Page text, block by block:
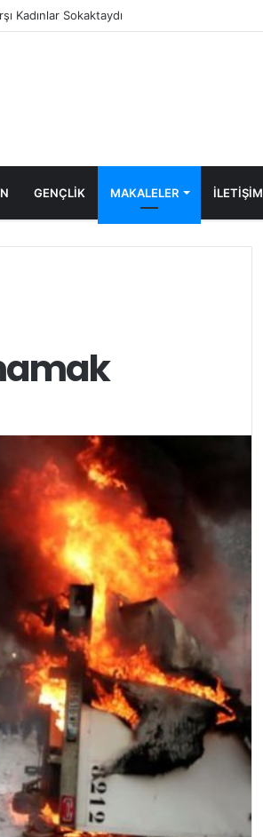
GENÇLİK MAKALELER ILETIŞIM